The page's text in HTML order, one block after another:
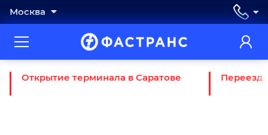
Москва
Открытие терминала в Саратове Переезд